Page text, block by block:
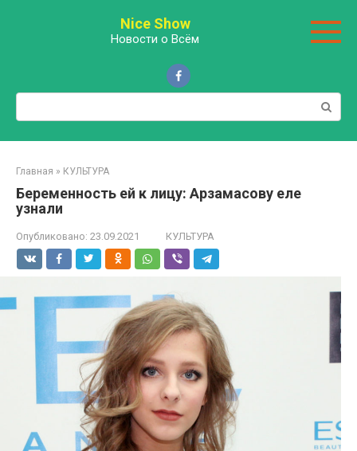
Nice Show
Новости о Всём
Поиск:
Главная » КУЛЬТУРА
Беременность ей к лицу: Арзамасову еле
узнали
Опубликовано: 23.09.2021 КУЛЬТУРА